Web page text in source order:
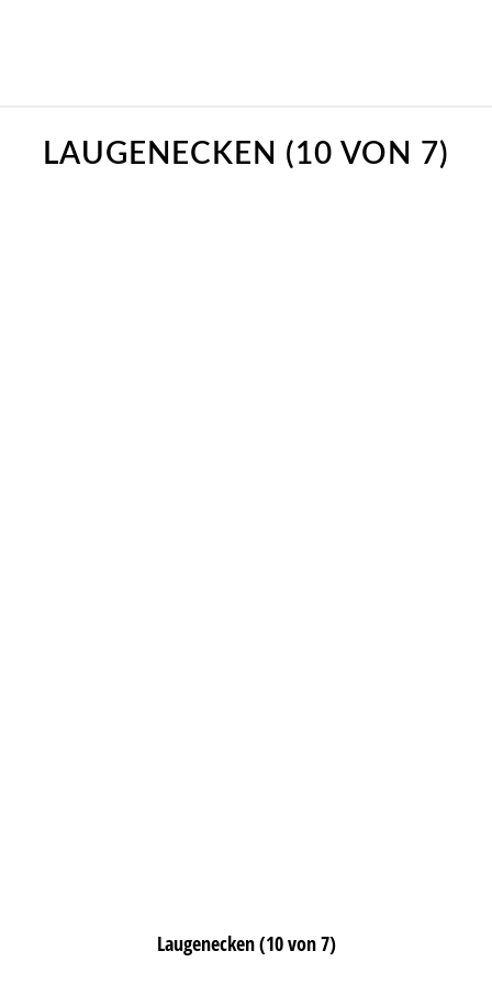
LAUGENECKEN (10 VON 7)
Laugenecken (10 von 7)